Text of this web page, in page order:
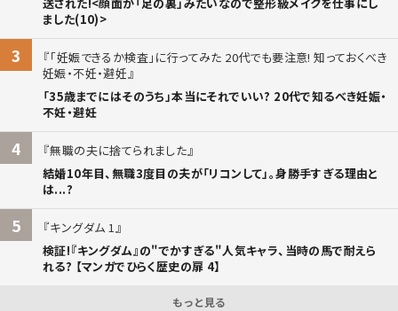
ました(10)>
3
「妊娠できるか検査」に行ってみた 20代でも要注意! 知っておくべき
妊娠・不妊・避妊
「35歳までにはそのうち」本当にそれでいい? 20代で知るべき妊娠・
不妊・避妊
4
無職の夫に捨てられました
結婚10年目、無職3度目の夫が「リコンして」。身勝手すぎる理由と
は...?
5
キングダム 1
検証!『キングダム』の"でかすぎる"人気キャラ、当時の馬で耐えら
れる? 【マンガでひらく歴史の扉 4】
もっと見る